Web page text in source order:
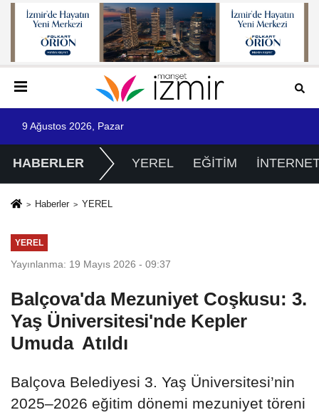
9 Ağustos 2026, Pazar
HABERLER YEREL EĞİTİM
Haberler YEREL
YEREL
Yayınlanma: 19 Mayıs 2026 - 09:37
Balçova'da Mezuniyet Coşkusu: 3.
Yaş Üniversitesi'nde Kepler
Umuda Atıldı
Balçova Belediyesi 3. Yaş Üniversitesi’nin
2025–2026 eğitim dönemi mezuniyet töreni